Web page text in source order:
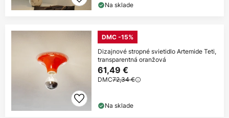
Na sklade
DMC -15%
Dizajnové stropné svietidlo Artemide Teti,
transparentná oranžová
61,49 €
DMC72,34 €
Na sklade